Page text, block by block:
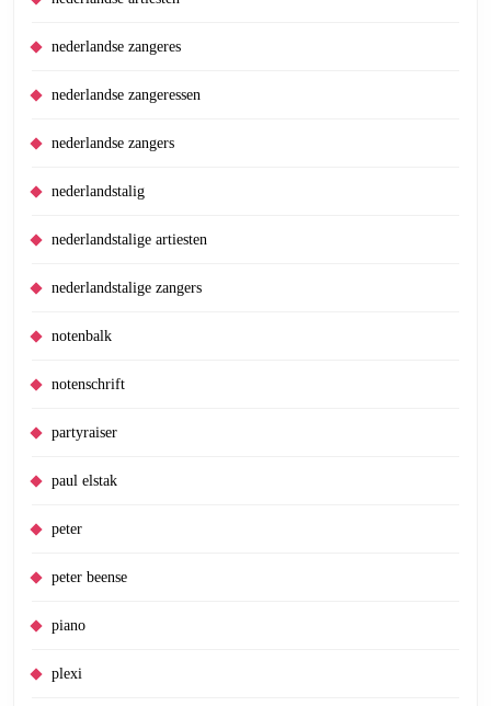
nederlandse zangeres
nederlandse zangeressen
nederlandse zangers
nederlandstalig
nederlandstalige artiesten
nederlandstalige zangers
notenbalk
notenschrift
partyraiser
paul elstak
peter
peter beense
piano
plexi